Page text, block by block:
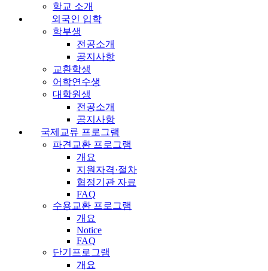
학교 소개
외국인 입학
학부생
전공소개
공지사항
교환학생
어학연수생
대학원생
전공소개
공지사항
국제교류 프로그램
파견교환 프로그램
개요
지원자격·절차
협정기관 자료
FAQ
수용교환 프로그램
개요
Notice
FAQ
단기프로그램
개요